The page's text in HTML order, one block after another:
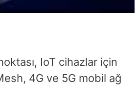
IoT cihazlar için
4G ve 5G mobil ağ